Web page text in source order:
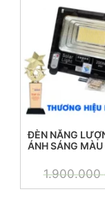
ĐÈN NĂNG
ÁNH SÁNG MÀU
1.900.000